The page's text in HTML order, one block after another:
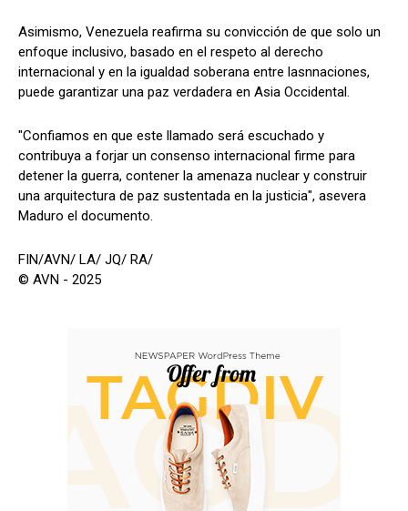
Asimismo, Venezuela reafirma su convicción de que solo un
enfoque inclusivo, basado en el respeto al derecho
internacional y en la igualdad soberana entre lasnnaciones,
puede garantizar una paz verdadera en Asia Occidental.
"Confiamos en que este llamado será escuchado y
contribuya a forjar un consenso internacional firme para
detener la guerra, contener la amenaza nuclear y construir
una arquitectura de paz sustentada en la justicia", asevera
Maduro el documento.
FIN/AVN/ LA/ JQ/ RA/
© AVN - 2025